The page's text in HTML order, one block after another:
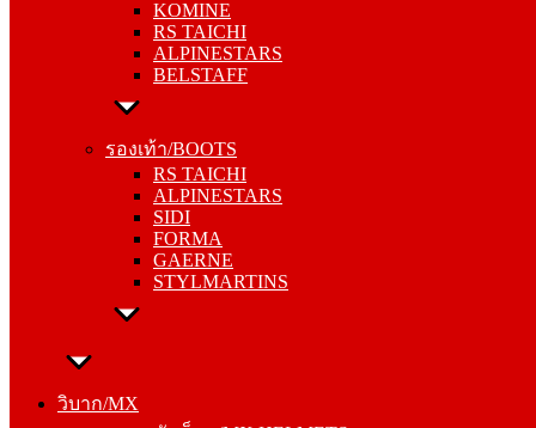
KOMINE
RS TAICHI
ALPINESTARS
BELSTAFF
รองเท้า/BOOTS
RS TAICHI
ALPINESTARS
SIDI
FORMA
GAERNE
STYLMARTINS
วิบาก/MX
ALPINESTARS
BELSTAFF
รองเท้า/BOOTS
ALPINESTARS
SIDI
FORMA
GAERNE
STYLMARTINS
วิบาก/MX